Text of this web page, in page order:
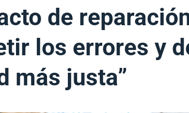
de
los errores y
más justa”